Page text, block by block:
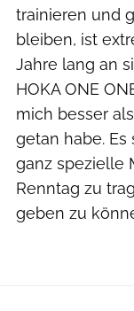
trainieren und
bleiben, ist
Jahre lang an
HOKA ONE
mich besser
getan habe.
ganz spezielle
Renntag zu
geben zu